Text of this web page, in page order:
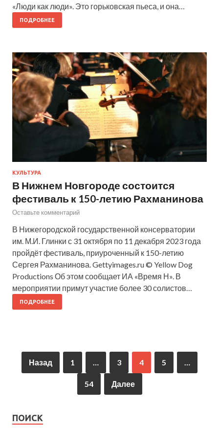
«Люди как люди». Это горьковская пьеса, и она…
ПОДРОБНЕЕ
КУЛЬТУРА
В Нижнем Новгороде состоится
фестиваль к 150-летию Рахманинова
Оставьте комментарий
В Нижегородской государственной консерватории
им. М.И. Глинки с 31 октября по 11 декабря 2023 года
пройдёт фестиваль, приуроченный к 150-летию
Сергея Рахманинова. Gettyimages.ru © Yellow Dog
Productions Об этом сообщает ИА «Время Н». В
мероприятии примут участие более 30 солистов…
ПОДРОБНЕЕ
Назад 1 3 4 5
54 Далее
ПОИСК